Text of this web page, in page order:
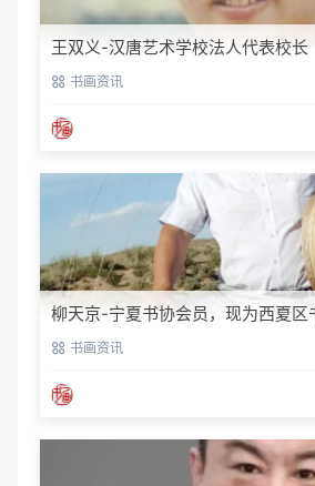
王双义-汉唐艺术学校法人代表校长
书画资讯
柳天京-宁夏书协会员，现为西夏区
书画资讯